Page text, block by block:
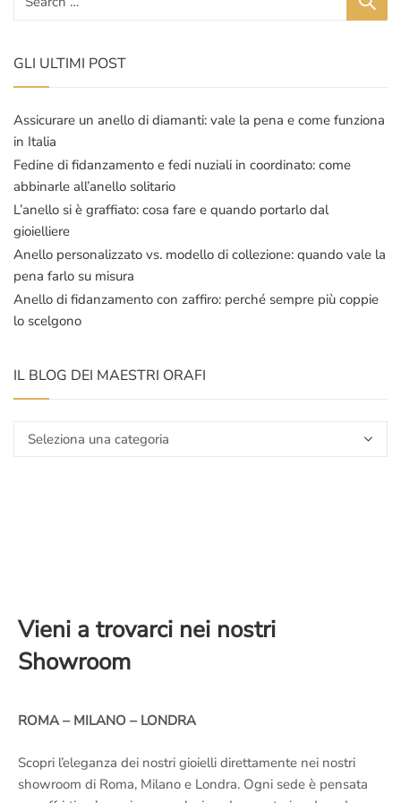
GLI ULTIMI POST
Assicurare un anello di diamanti: vale la pena e come funziona
in Italia
Fedine di fidanzamento e fedi nuziali in coordinato: come
abbinarle all’anello solitario
L’anello si è graffiato: cosa fare e quando portarlo dal
gioielliere
Anello personalizzato vs. modello di collezione: quando vale la
pena farlo su misura
Anello di fidanzamento con zaffiro: perché sempre più coppie
lo scelgono
IL BLOG DEI MAESTRI ORAFI
Vieni a trovarci nei nostri
Showroom
ROMA – MILANO – LONDRA
Scopri l’eleganza dei nostri gioielli direttamente nei nostri
showroom di Roma, Milano e Londra. Ogni sede è pensata